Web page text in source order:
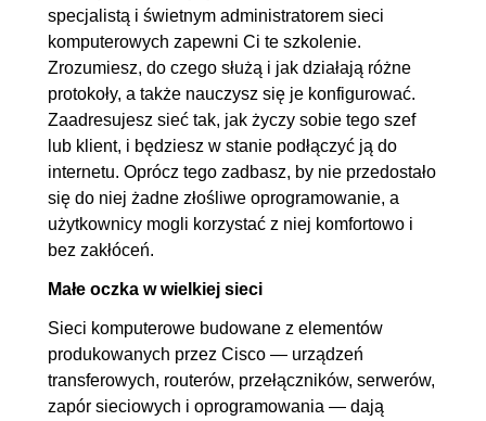
modyfikacja
3.7. Status pracy interfejsów
OGLĄDAJ »
00:07:17
3.8. Funkcja PortFast
00:03:23
3.9. Działanie PVST i
wykorzystanie wielu instancji
PVST dla różnych sieci VLAN
00:10:54
3.10. Konfiguracja protokołu
3.11. Konfiguracja i działanie
BPDU guard
3.12. Technologia
00:14:41
specjalistą i świetnym administratorem sieci
komputerowych zapewni Ci te szkolenie.
Zrozumiesz, do czego służą i jak działają różne
protokoły, a także nauczysz się je konfigurować.
Zaadresujesz sieć tak, jak życzy sobie tego szef
lub klient, i będziesz w stanie podłączyć ją do
internetu. Oprócz tego zadbasz, by nie przedostało
się do niej żadne złośliwe oprogramowanie, a
użytkownicy mogli korzystać z niej komfortowo i
bez zakłóceń.
Małe oczka w wielkiej sieci
Sieci komputerowe budowane z elementów
produkowanych przez Cisco — urządzeń
transferowych, routerów, przełączników, serwerów,
zapór sieciowych i oprogramowania — dają